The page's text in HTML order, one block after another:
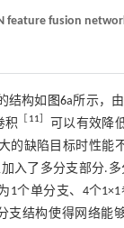
feature fusion
结构如 图6a所示，
积
［ 11］
可以有效降
的缺陷目标时性能
入了多分支部分.
1个单分支、4个
支结构使得网络能